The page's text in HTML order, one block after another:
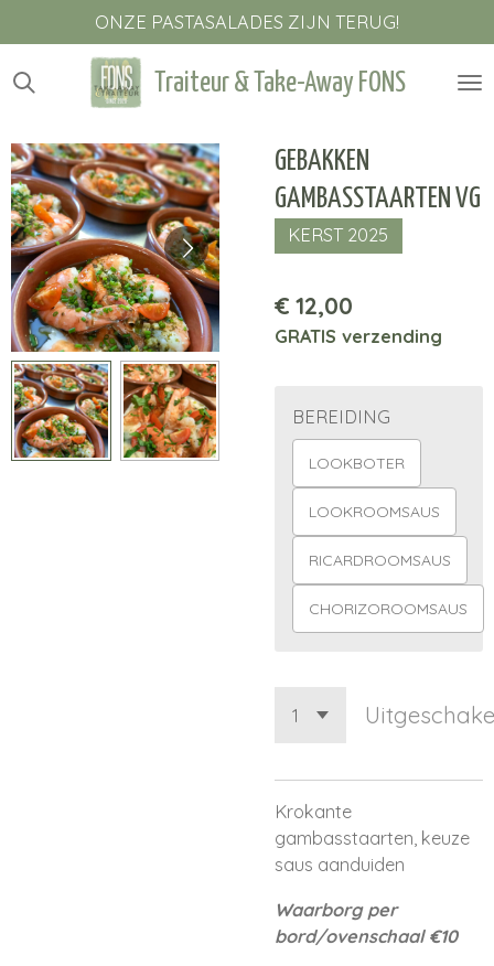
direct
naar
Traiteur & Take-Away FONS
ONZE PASTASALADES ZIJN TERUG!
GEBAKKEN
GAMBASSTAARTEN VG
KERST 2025
€ 12,00
GRATIS verzending
BEREIDING
LOOKBOTER
LOOKROOMSAUS
RICARDROOMSAUS
CHORIZOROOMSAUS
Krokante
gambasstaarten, keuze
saus aanduiden
Waarborg per
bord/ovenschaal €10